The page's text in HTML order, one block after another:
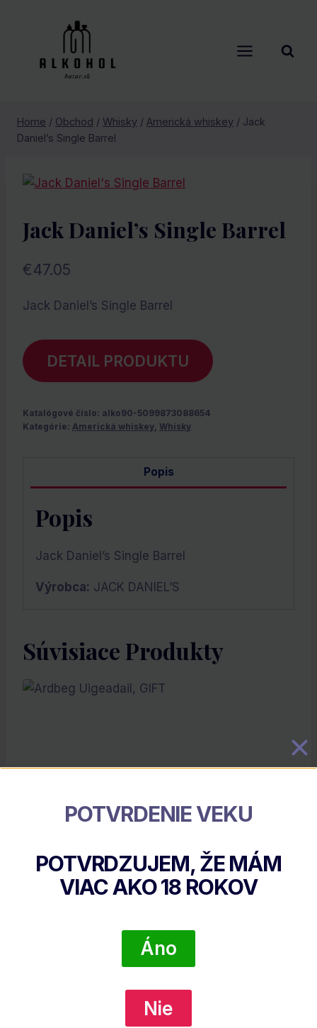
Home / Obchod / Whisky / Americká whiskey / Jack
Daniel’s Single Barrel
Jack Daniel’s Single Barrel
€47.05
Jack Daniel’s Single Barrel
DETAIL PRODUKTU
Katalógové číslo: alko90-5099873088654
Kategórie: Americká whiskey, Whisky
Popis
Popis
Jack Daniel’s Single Barrel
Výrobca: JACK DANIEL’S
Súvisiace Produkty
89.07
POTVRDENIE VEKU
POTVRDZUJEM, ŽE MÁM
VIAC AKO18 ROKOV
Áno
Nie